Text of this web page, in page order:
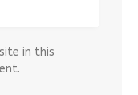
in this